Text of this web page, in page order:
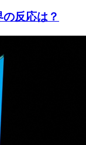
反応は？